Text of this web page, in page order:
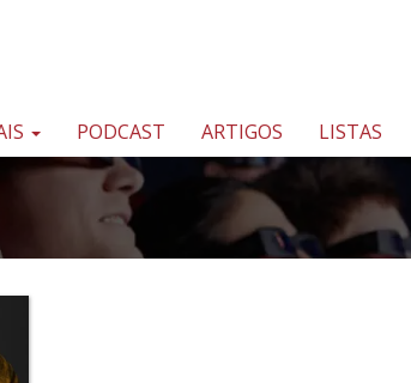
PODCAST ARTIGOS LISTAS